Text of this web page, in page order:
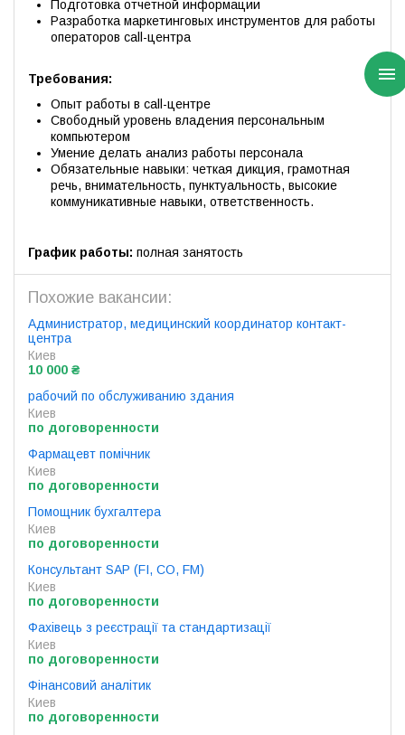
Подготовка отчетной информации
Разработка маркетинговых инструментов для работы
операторов call-центра
Требования:
Опыт работы в call-центре
Свободный уровень владения персональным
компьютером
Умение делать анализ работы персонала
Обязательные навыки: четкая дикция, грамотная
речь, внимательность, пунктуальность, высокие
коммуникативные навыки, ответственность.
График работы: полная занятость
Похожие вакансии:
Администратор, медицинский координатор контакт-
центра
Киев
10 000 ₴
рабочий по обслуживанию здания
Киев
по договоренности
Фармацевт помічник
Киев
по договоренности
Помощник бухгалтера
Киев
по договоренности
Консультант SAP (FI, CO, FM)
Киев
по договоренности
Фахівець з реєстрації та стандартизації
Киев
по договоренности
Фінансовий аналітик
Киев
по договоренности